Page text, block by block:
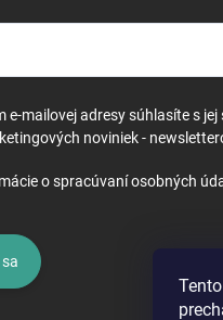
e-mailovej adresy súhlasíte s
noviniek -
o spracúvaní osobných